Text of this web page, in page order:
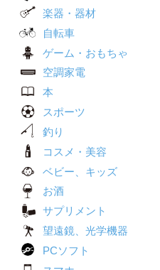
楽器・器材
自転車
ゲーム・おもちゃ
空調家電
本
スポーツ
釣り
コスメ・美容
ベビー、キッズ
お酒
サプリメント
望遠鏡、光学機器
PCソフト